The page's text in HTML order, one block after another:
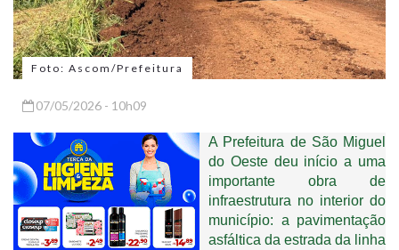
Foto: Ascom/Prefeitura
07/05/2026 - 10h09
A Prefeitura de São Miguel
do Oeste deu início a uma
importante obra de
infraestrutura no interior do
município: a pavimentação
asfáltica da estrada da linha